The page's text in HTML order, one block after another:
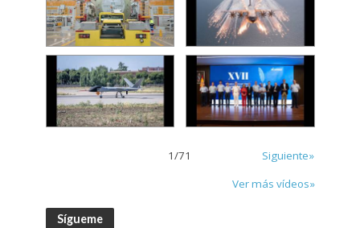
1/71
Siguiente»
Ver más vídeos»
Sígueme